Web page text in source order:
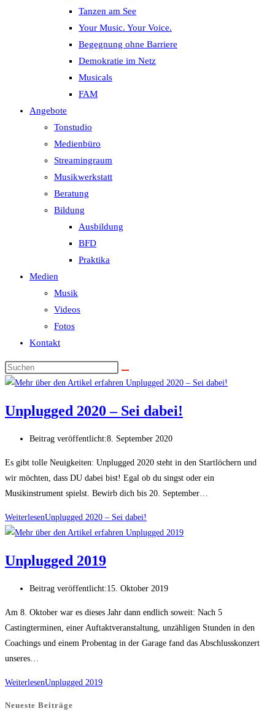
Tanzen am See
Your Music. Your Voice.
Begegnung ohne Barriere
Demokratie im Netz
Musicals
FAM
Angebote
Tonstudio
Medienbüro
Streamingraum
Musikwerkstatt
Beratung
Bildung
Ausbildung
BFD
Praktika
Medien
Musik
Videos
Fotos
Kontakt
Unplugged 2020 – Sei dabei!
Beitrag veröffentlicht:8. September 2020
Es gibt tolle Neuigkeiten: Unplugged 2020 steht in den Startlöchern und
wir möchten, dass DU dabei bist! Egal ob du singst oder ein
Musikinstrument spielst. Bewirb dich bis 20. September…
WeiterlesenUnplugged 2020 – Sei dabei!
Unplugged 2019
Beitrag veröffentlicht:15. Oktober 2019
Am 8. Oktober war es dieses Jahr dann endlich soweit: Nach 5
Castingterminen, einer Auftaktveranstaltung, unzähligen Stunden in den
Coachings und einem Probentag in der Garage fand das Abschlusskonzert
unseres…
WeiterlesenUnplugged 2019
Neueste Beiträge